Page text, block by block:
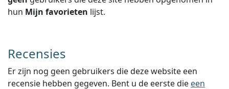
hun Mijn favorieten lijst.
Recensies
Er zijn nog geen gebruikers die deze website een
recensie hebben gegeven. Bent u de eerste die een